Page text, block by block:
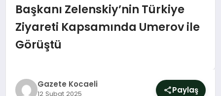
MAGAZIN
YAŞAM
Başkanı Zelenskiy’nin Türkiye
Ziyareti Kapsamında Umerov ile
Görüştü
Gazete Kocaeli
12 Şubat 2025 Paylaş